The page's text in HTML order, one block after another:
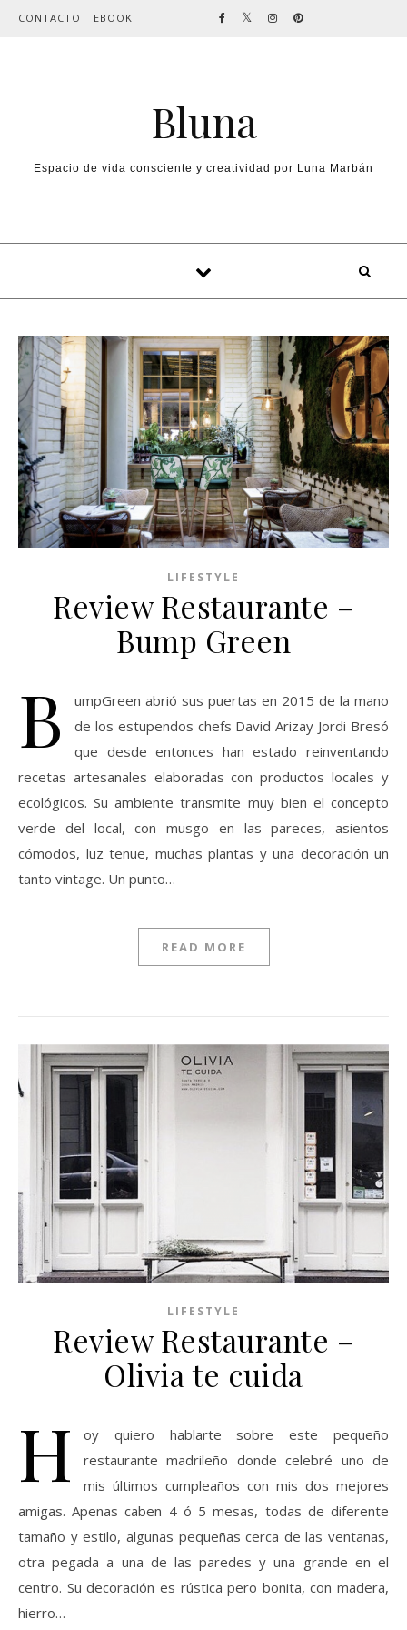
Skip to content
CONTACTO EBOOK
Bluna
Espacio de vida consciente y creatividad por Luna Marbán
LIFESTYLE
Review Restaurante –
Bump Green
B
umpGreen abrió sus puertas en 2015 de la mano
de los estupendos chefs David Arizay Jordi Bresó
que desde entonces han estado reinventando
recetas artesanales elaboradas con productos locales y
ecológicos. Su ambiente transmite muy bien el concepto
verde del local, con musgo en las pareces, asientos
cómodos, luz tenue, muchas plantas y una decoración un
tanto vintage. Un punto…
READ MORE
LIFESTYLE
Review Restaurante –
Olivia te cuida
H
oy quiero hablarte sobre este pequeño
restaurante madrileño donde celebré uno de
mis últimos cumpleaños con mis dos mejores
amigas. Apenas caben 4 ó 5 mesas, todas de diferente
tamaño y estilo, algunas pequeñas cerca de las ventanas,
otra pegada a una de las paredes y una grande en el
centro. Su decoración es rústica pero bonita, con madera,
hierro…